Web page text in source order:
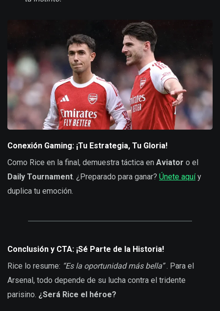
Conexión Gaming: ¡Tu Estrategia, Tu Gloria!
Como Rice en la final, demuestra táctica en Aviator o el
Daily Tournament. ¿Preparado para ganar? Únete aquíy
duplica tu emoción.
Conclusión y CTA: ¡Sé Parte de la Historia!
Rice lo resume: “Es la oportunidad más bella”. Para el
Arsenal, todo depende de su lucha contra el tridente
parisino. ¿Será Rice el héroe?